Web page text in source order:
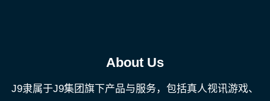
About Us
J9隶属于J9集团旗下产品与服务，包括真人视讯游戏、